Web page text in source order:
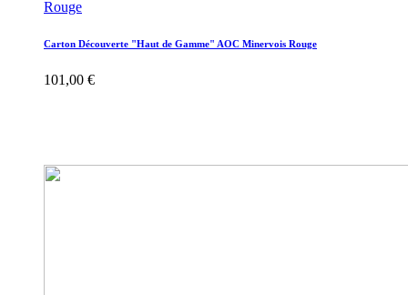
Carton Découverte "Haut de Gamme" AOC Minervois Rouge
101,00 €